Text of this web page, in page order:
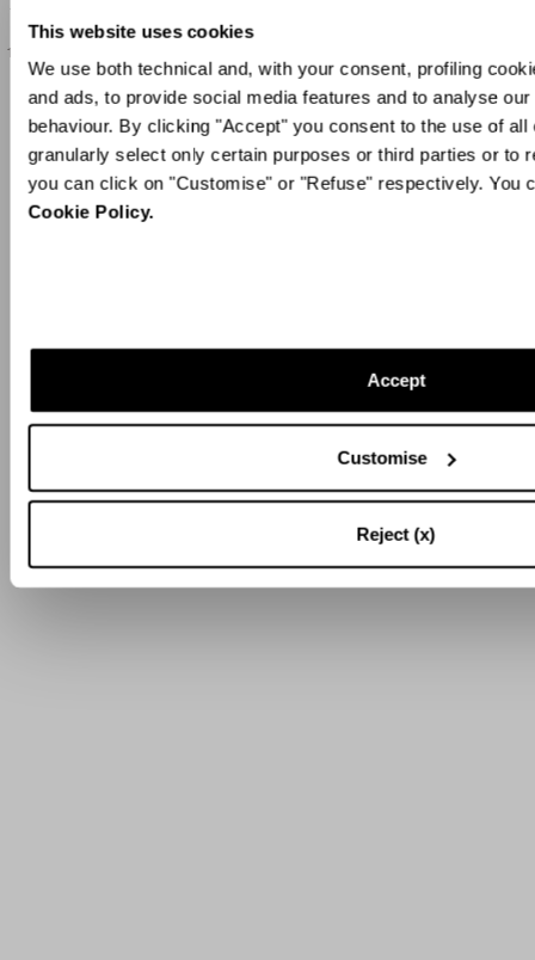
This website uses cookies
We use both technical and, with your consent, profiling
and ads, to provide social media features and to analyse
behaviour. By clicking "Accept" you consent to the use of all
granularly select only certain purposes or third parties or to
you can click on "Customise" or "Refuse" respectively. You
Cookie Policy.
Accept
Customise
Reject (x)
1.550 €
995 €
MOSTRA ALTRO